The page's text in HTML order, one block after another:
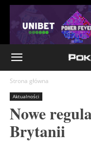
Strona główna
Aktualności
Nowe
Brytanii